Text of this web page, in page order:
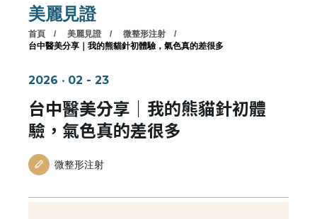
美麗見證
首頁 美麗見證
微整形注射
台中醫美分享｜我的熊貓針初體驗，氣色真的差很多
2026 ‧ 02 - 23
台中醫美分享｜我的熊貓針初體
驗，氣色真的差很多
微整形注射